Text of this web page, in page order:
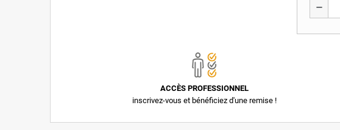
remove
ACCÈS PROFESSIONNEL
inscrivez-vous et bénéficiez d'une remise !